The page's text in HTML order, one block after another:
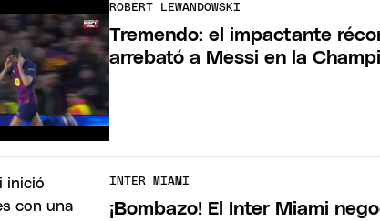
ROBERT LEWANDOWSKI
Tremendo: el impactante
arrebató a Messi en la
INTER MIAMI
¡Bombazo! El Inter Miami